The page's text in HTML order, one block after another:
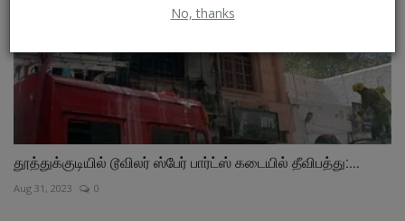
No, thanks
தூத்துக்குடியில் டூவிலர் ஸ்பேர் பார்ட்ஸ் கடையில் தீவிபத்து:...
Aug 31, 2023 0